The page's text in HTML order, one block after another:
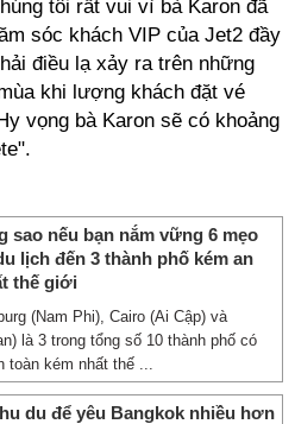
tôi rất vui vì bà Karon đã
sóc khách VIP của Jet2 đầy
điều lạ xảy ra trên những
khi lượng khách đặt vé
vọng bà Karon sẽ có khoảng
sao nếu bạn nắm vững 6 mẹo
lịch đến 3 thành phố kém an
thế giới
(Nam Phi), Cairo (Ai Cập) và
là 3 trong tổng số 10 thành phố có
toàn kém nhất thế ...
du để yêu Bangkok nhiều hơn